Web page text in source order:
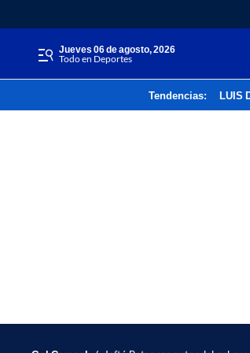
jueves 06 de agosto, 2026
Todo en Deportes
Tendencias: LUIS